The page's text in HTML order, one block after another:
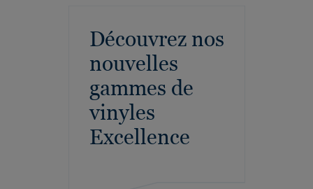
Découvrez nos
nouvelles
gammes de
vinyles
Excellence